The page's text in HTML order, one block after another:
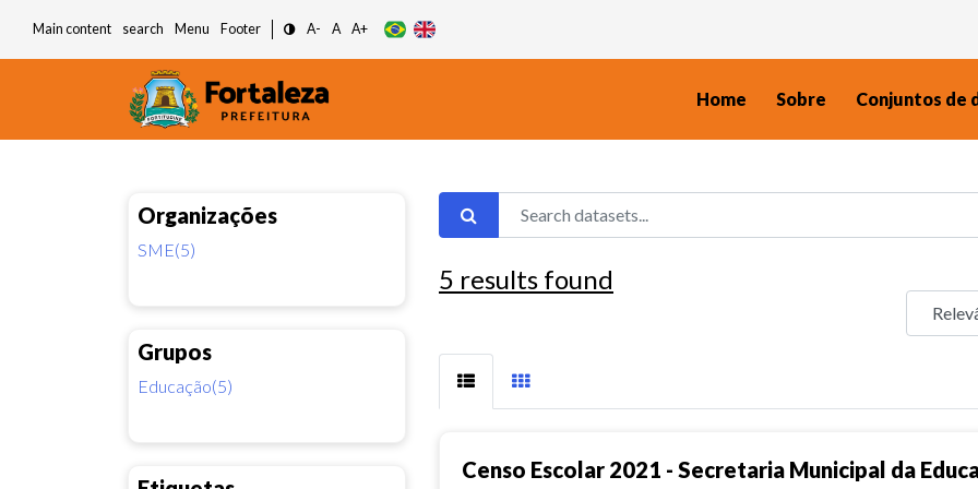
Main content search Menu Footer A- A A+
Home Sobre Conjuntos de
Organizações
SME(5)
Grupos
Educação(5)
5 results found
Censo Escolar 2021 - Secretaria Municipal da